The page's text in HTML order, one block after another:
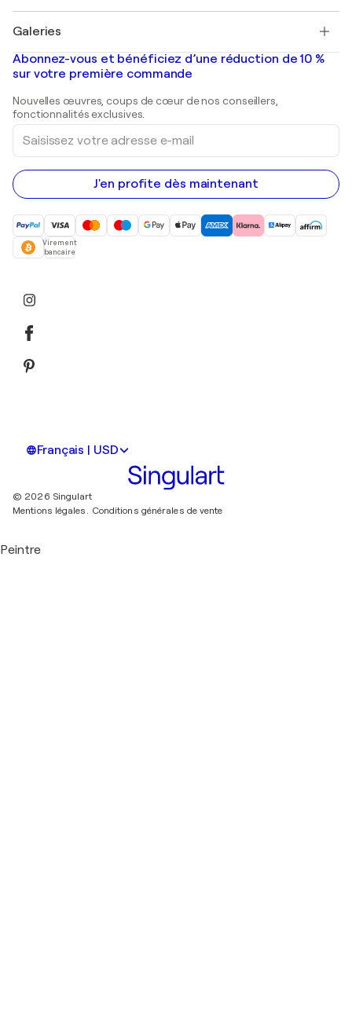
Banksy
Mr. Brainwash
Shepard Fairey
Tableaux abstraits à vendre
Peintures de paysage
Estampes
Peintures acryliques
Galeries
Galeries d'art en France
Galeries d'art en Belgique
Abonnez-vous et bénéficiez d’une réduction de 10 %
sur votre première commande
Nouvelles œuvres, coups de cœur de nos conseillers,
fonctionnalités exclusives.
Saisissez
votre
adresse
e-
mail
J'en profite dès maintenant
Virement
bancaire
Français | USD
© 2026 Singulart
Mentions légales. Conditions générales de vente
Peintre